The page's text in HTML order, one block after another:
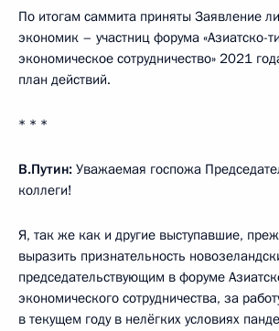
По итогам саммита приняты Заявление
экономик – участниц форума «Азиатско-
экономическое сотрудничество» 2021
план действий.
* * *
В.Путин: Уважаемая госпожа
коллеги!
Я, так же как и другие выступавшие,
выразить признательность
председательствующим в форуме
экономического сотрудничества, за
в текущем году в нелёгких условиях